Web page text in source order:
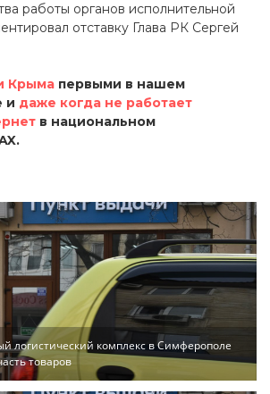
работы органов исполнительной
отставку Глава РК Сергей
Крыма первыми в нашем
и даже когда не работает
в национальном
логистический комплекс в Симферополе
товаров